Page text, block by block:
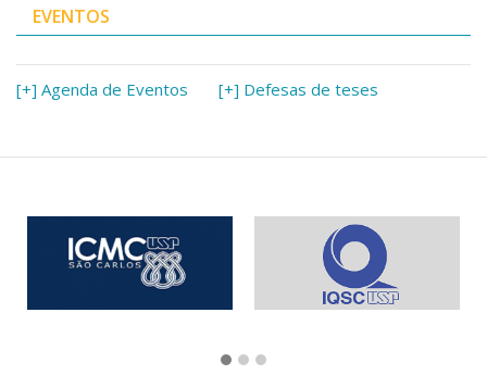
EVENTOS
[+] Agenda de Eventos [+] Defesas de teses